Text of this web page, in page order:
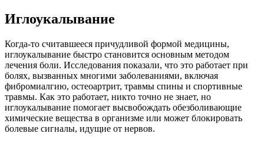
Иглоукалывание
Когда-то считавшееся причудливой формой медицины,
иглоукалывание быстро становится основным методом
лечения боли. Исследования показали, что это работает при
болях, вызванных многими заболеваниями, включая
фибромиалгию, остеоартрит, травмы спины и спортивные
травмы. Как это работает, никто точно не знает, но
иглоукалывание помогает высвобождать обезболивающие
химические вещества в организме или может блокировать
болевые сигналы, идущие от нервов.